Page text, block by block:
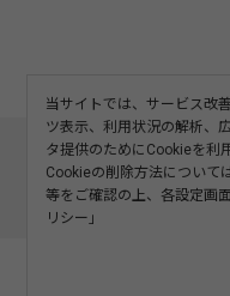
このサイトについ
記事の二次利用について
©2008-2026
当サイトでは、サービス改
ツ表示、利用状況の解析、
タ提供のためにCookieを利
Cookieの削除方法について
等をご確認の上、各設定画
リシー 」